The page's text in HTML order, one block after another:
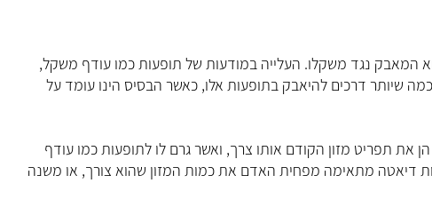
נגד משקלו. העלייה במודעות של תופעות כמו עודף משקל,
שיותר דרכים להיאבק בתופעות אלו, כאשר הבסיס הינו עומד על
את תפריט מזון הקודם אותו צרך, ואשר גרם לו לתופעות כמו עודף
דיאטה מתאימה מפחית האדם את כמות המזון שהוא צורך, או משנה